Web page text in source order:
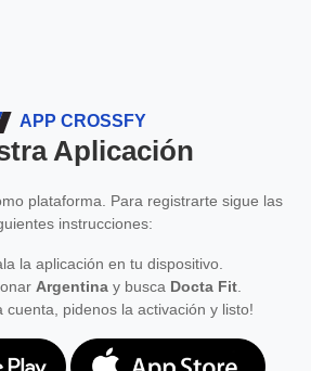
APP CROSSFY
Aplicación
plataforma. Para registrarte sigue las
instrucciones:
la aplicación en tu dispositivo.
Argentinay busca Docta Fit.
cuenta, pidenos la activación y listo!